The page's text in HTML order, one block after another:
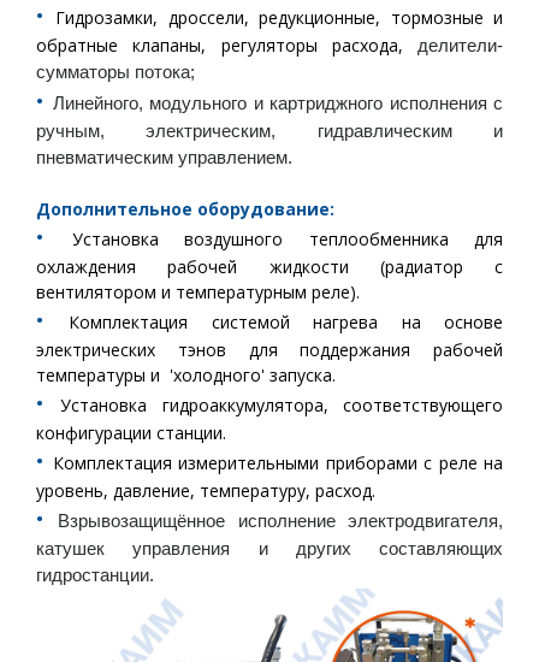
•︎
Гидрозамки, дроссели, редукционные, тормозные и
обратные клапаны, регуляторы расхода,
делители-
сумматоры потока;
•︎ Линейного, модульного и картриджного исполнения с
ручным, электрическим, гидравлическим и
пневматическим управлением.
Дополнительное оборудование:
•︎
Установка воздушного теплообменника для
охлаждения рабочей жидкости (радиатор с
вентилятором и температурным реле).
•︎
Комплектация системой нагрева на основе
электрических тэнов для поддержания рабочей
температуры и 'холодного' запуска.
•︎
Установка гидроаккумулятора, соответствующего
конфигурации станции.
•︎ Комплектация измерительными приборами с реле на
уровень, давление, температуру, расход.
•︎
Взрывозащищённое исполнение электродвигателя,
катушек управления и других составляющих
гидростанции.